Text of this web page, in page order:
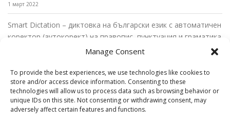
Manage Consent
To provide the best experiences, we use technologies like cookies to
store and/or access device information. Consenting to these
technologies will allow us to process data such as browsing behavior or
unique IDs on this site. Not consenting or withdrawing consent, may
adversely affect certain features and functions.
1 март 2022
Smart Dictation – диктовка на български език с автоматичен
коректор (аутокорект) на правопис, пунктуация и граматика
Диктовка на български език в Microsoft Word с автоматични
пунктуационни правила
26 февруари 2022
Диктовка на български език в Microsoft Outlook с